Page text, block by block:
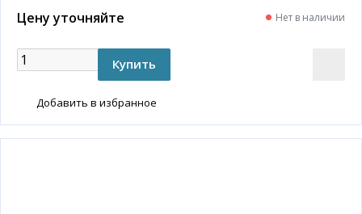
Цену уточняйте Нет в наличии
Добавить в избранное